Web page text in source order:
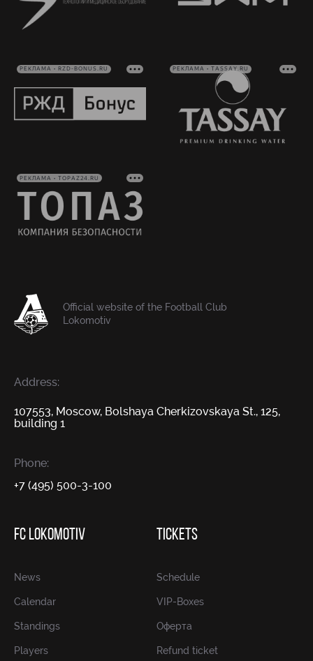
РЕКЛАМА • RZD-BONUS.RU РЕКЛАМА • TASSAY.RU
РЕКЛАМА • TOPAZ24.RU
Official website of the Football Club
Lokomotiv
Address:
107553, Moscow, Bolshaya Cherkizovskaya St., 125,
building 1
Phone:
+7 (495) 500-3-100
FC LOKOMOTIV
News
Calendar
Standings
Players
TICKETS
Schedule
VIP-Boxes
Оферта
Refund ticket